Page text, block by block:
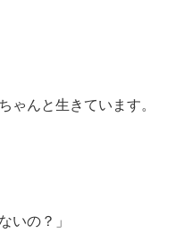
ゃんと生きています。
いの？」